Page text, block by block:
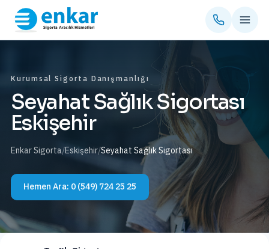
Kurumsal Sigorta Danışmanlığı
Seyahat Sağlık Sigortası
Eskişehir
Enkar Sigorta/Eskişehir/Seyahat Sağlık Sigortası
Hemen Ara: 0 (549) 724 25 25